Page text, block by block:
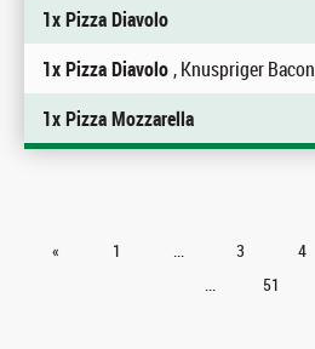
1x Pizza Diavolo
1x Pizza Diavolo, Knuspriger Bacon
1x Pizza Mozzarella
« 1 ... 3 4
...
51